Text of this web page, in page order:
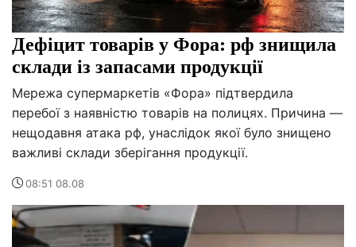
Дефіцит товарів у Фора: рф знищила
склади із запасами продукції
Мережа супермаркетів «Фора» підтвердила
перебої з наявністю товарів на полицях. Причина —
нещодавня атака рф, унаслідок якої було знищено
важливі склади зберігання продукції.
08:51 08.08